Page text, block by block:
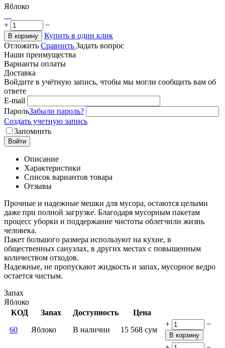
Яблоко
+ −
В корзину
Купить в один клик
Отложить Сравнить Задать вопрос
Наши преимущества
Варианты оплаты
Доставка
Войдите в учётную запись, чтобы мы могли сообщить вам об
ответе
E-mail
ПарольЗабыли пароль?
Создать учетную запись
Запомнить
Войти
Описание
Характеристики
Список вариантов товара
Отзывы
Прочные и надежные мешки для мусора, остаются целыми
даже при полной загрузке. Благодаря мусорным пакетам
процесс уборки и поддержание чистоты облегчили жизнь
человека.
Пакет большого размера используют на кухне, в
общественных санузлах, в других местах с повышенным
количеством отходов.
Надежные, не пропускают жидкость и запах, мусорное ведро
остается чистым.
Запах
Яблоко
КОД
Запах Доступность
Цена
60
Яблоко В наличии 15 568 сум
+ −
В корзину